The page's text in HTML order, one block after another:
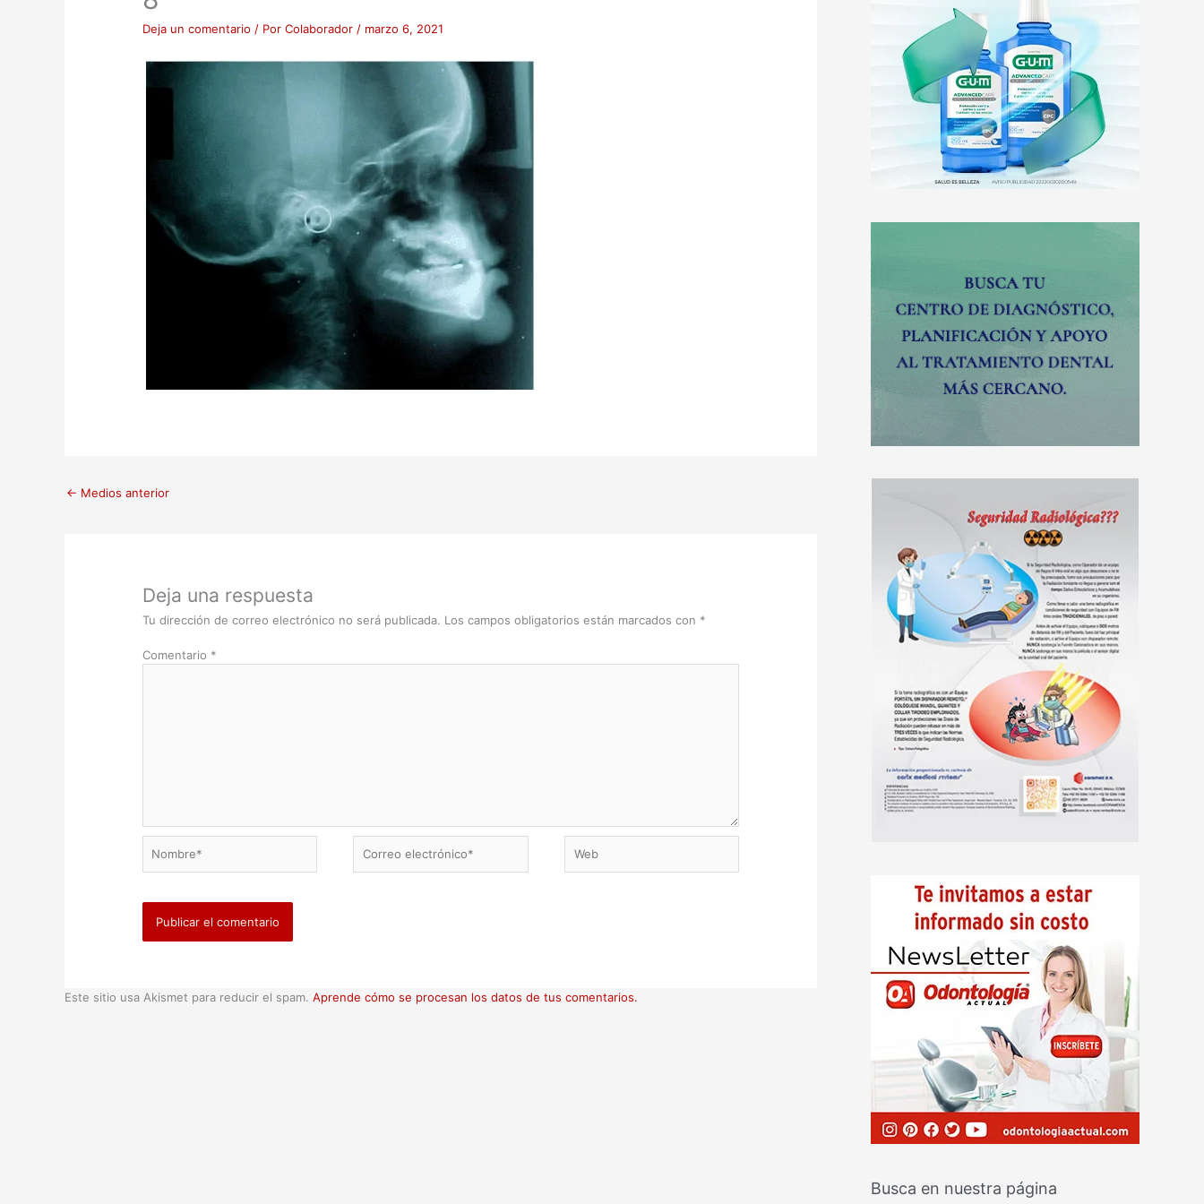
Deja un comentario / Por Colaborador / marzo 6, 2021
← Medios anterior
Deja una respuesta
Tu dirección de correo electrónico no será publicada. Los campos obligatorios están marcados con *
Comentario *
electrónico*
Este sitio usa Akismet para reducir el spam. Aprende cómo se procesan los datos de tus comentarios.
Busca en nuestra página